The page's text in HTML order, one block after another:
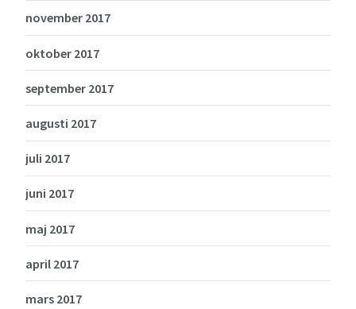
november 2017
oktober 2017
september 2017
augusti 2017
juli 2017
juni 2017
maj 2017
april 2017
mars 2017